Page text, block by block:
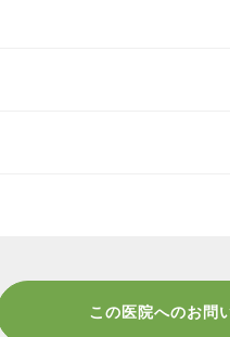
この医院へのお問